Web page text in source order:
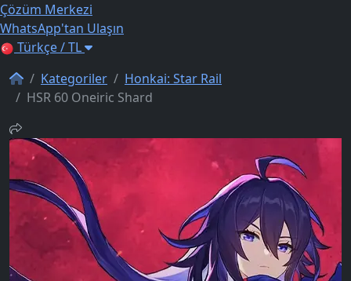
Çözüm Merkezi
WhatsApp'tan Ulaşın
Türkçe / TL
Kategoriler
Honkai: Star Rail
HSR 60 Oneiric Shard